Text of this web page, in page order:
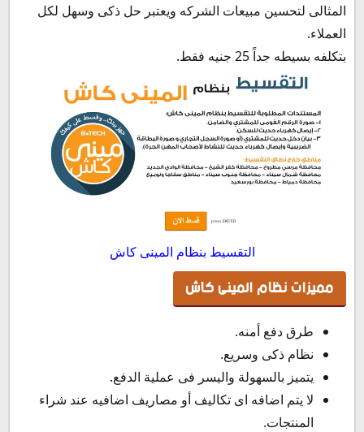
المثالى لتحسين مبيعات الشركه ويعتبر حل ذكى وسهل لكل
العملاء.
بتكلفه بسيطه جداً 25 جنيه فقط.
التقسيط بنظام المينى كاش
مميزات نظام المينى كاش
طرق دفع أمنه.
نظام ذكى وسريع.
يتميز بالسهولة واليسر فى عملية الدفع.
لا يتم اضافه اى تكاليف أو مصاريف اضافيه عند شراء
المنتجات.